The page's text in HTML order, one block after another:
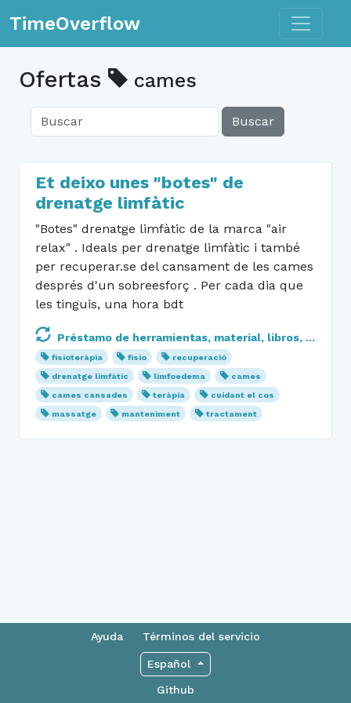
TimeOverflow Toggle
Ofertas cames
Buscar
Et deixo unes "botes" de
drenatge limfàtic
"Botes" drenatge limfàtic de la marca "air
relax" . Ideals per drenatge limfàtic i també
per recuperar.se del cansament de les cames
després d'un sobreesforç . Per cada dia que
les tinguis, una hora bdt
Préstamo de herramientas, material, libros, ...
fisioteràpia fisio
recuperació
drenatge limfàtic
limfoedema
cames
cames cansades
teràpia
cuidant el cos
massatge
manteniment tractament
Ayuda Términos del servicio
Español
Github